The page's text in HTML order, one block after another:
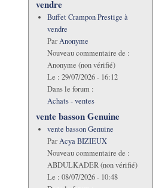
vendre
Buffet Crampon Prestige à
vendre
ParAnonyme
Nouveau commentaire de :
Anonyme (non vérifié)
Le : 29/07/2026 - 16:12
Dans le forum :
Achats - ventes
vente basson Genuine
vente basson Genuine
ParAcya BIZIEUX
Nouveau commentaire de :
ABDULKADER (non vérifié)
Le : 08/07/2026 - 10:48